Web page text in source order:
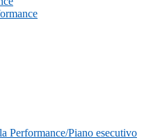
Performance/Piano esecutivo